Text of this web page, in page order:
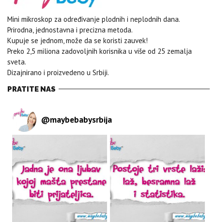
Mini mikroskop za određivanje plodnih i neplodnih dana.
Prirodna, jednostavna i precizna metoda.
Kupuje se jednom, može da se koristi zauvek!
Preko 2,5 miliona zadovoljnih korisnika u više od 25 zemalja
sveta.
Dizajnirano i proizvedeno u Srbiji.
PRATITE NAS
@maybebabysrbija